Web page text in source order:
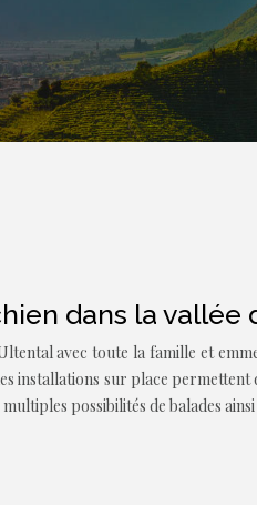
dans la vallée
avec toute la famille et
installations sur place
possibilités de balades